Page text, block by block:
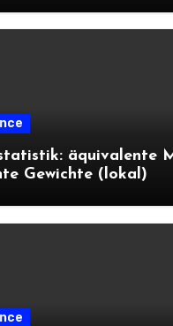
äquivalente
Gewichte (lokal)